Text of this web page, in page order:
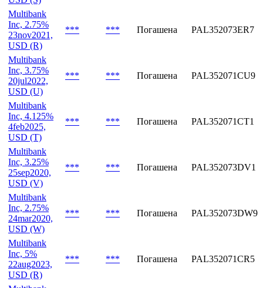
Multibank
Inc, 2.75%
30nov2021,
USD (S)
*** *** Погашена PAL352073ES5
Multibank
Inc, 2.75%
23nov2021,
USD (R)
*** *** Погашена PAL352073ER7
Multibank
Inc, 3.75%
20jul2022,
USD (U)
*** *** Погашена PAL352071CU9
Multibank
Inc, 4.125%
4feb2025,
USD (T)
*** *** Погашена PAL352071CT1
Multibank
Inc, 3.25%
25sep2020,
USD (V)
*** *** Погашена PAL352073DV1
Multibank
Inc, 2.75%
24mar2020,
USD (W)
*** *** Погашена PAL352073DW9
Multibank